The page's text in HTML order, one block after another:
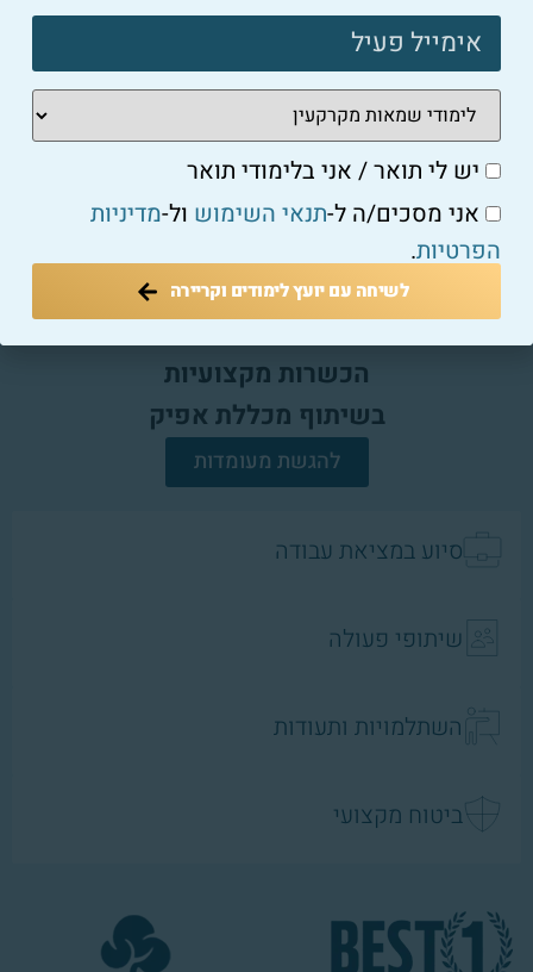
הכשרות מקצועיות
בשיתוף מכללת אפיק
להגשת מעומדות
סיוע במציאת עבודה
שיתופי פעולה
השתלמויות ותעודות
ביטוח מקצועי
יש לי תואר / אני בלימודי תואר
אני מסכים/ה ל-תנאי השימוש ול-מדיניות
הפרטיות.
לשיחה עם יועץ לימודים וקריירה